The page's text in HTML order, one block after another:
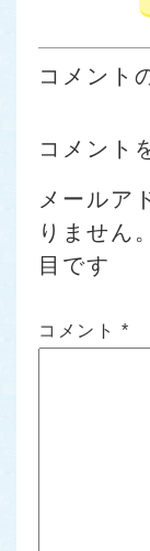
コメント
コメント
メールア
りません。
目です
コメント *